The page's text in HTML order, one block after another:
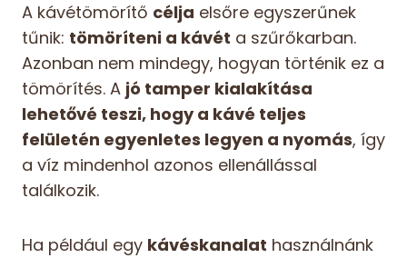
A kávétömörítő célja elsőre egyszerűnek
tűnik: tömöríteni a kávét a szűrőkarban.
Azonban nem mindegy, hogyan történik ez a
tömörítés. A jó tamper kialakítása
lehetővé teszi, hogy a kávé teljes
felületén egyenletes legyen a nyomás, így
a víz mindenhol azonos ellenállással
találkozik.
Ha például egy kávéskanalat használnánk